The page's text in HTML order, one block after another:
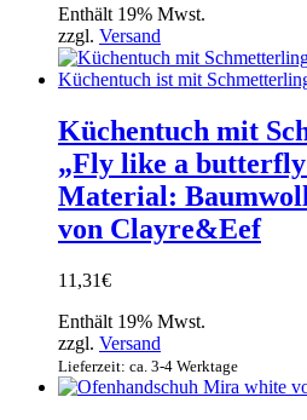
Enthält 19% Mwst.
zzgl. Versand
Küchentuch mit
„Fly like a
Material:
von Clayre&Eef
11,31€
Enthält 19% Mwst.
zzgl. Versand
Lieferzeit: ca. 3-4 Werktage